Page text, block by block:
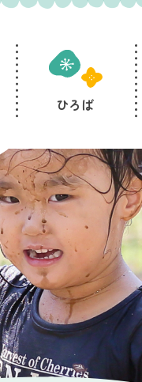
ひろば